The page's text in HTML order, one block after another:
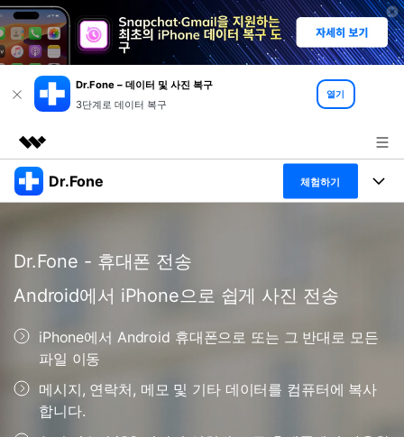
Dr.Fone – 데이터 및 사진 복구
3단계로 데이터 복구
열기
주요 제품
개요
솔루션
회사 소개
플랜 및 가격
도움말 센터
Dr.Fone 체험하기
특징
Dr.Fone Basic
폴 툴킷 보기 >
프로그램
모바일
온라인
닥터폰 하이라이트 살펴보기
사용 방법은 무엇입니까?
리소스
🔓️온라인 잠금 해제
Dr.Fone - 휴대폰 전송
Android에서 iPhone으로 쉽게 사진 전송
iPhone에서 Android 휴대폰으로 또는 그 반대로 모든
파일 이동
메시지, 연락처, 메모 및 기타 데이터를 컴퓨터에 복사
합니다.